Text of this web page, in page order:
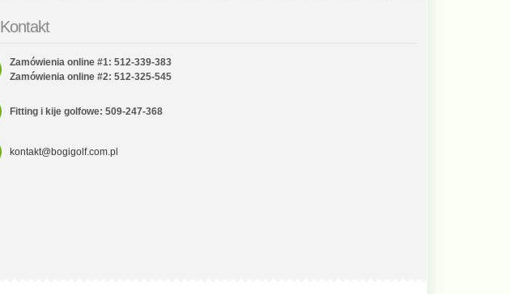
Kontakt
Zamówienia online #1: 512-339-383
Zamówienia online #2: 512-325-545
Fitting i kije golfowe: 509-247-368
kontakt@bogigolf.com.pl